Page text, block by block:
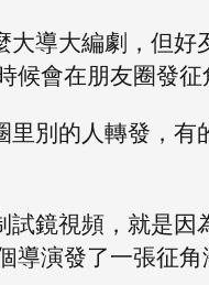
大導大編劇，但好
候會在朋友圈發征
里別的人轉發，有
試鏡視頻，就是因
導演發了一張征角